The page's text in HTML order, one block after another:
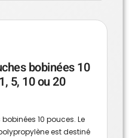
bobinées 10
5, 10 ou 20
10 pouces. Le
est destiné